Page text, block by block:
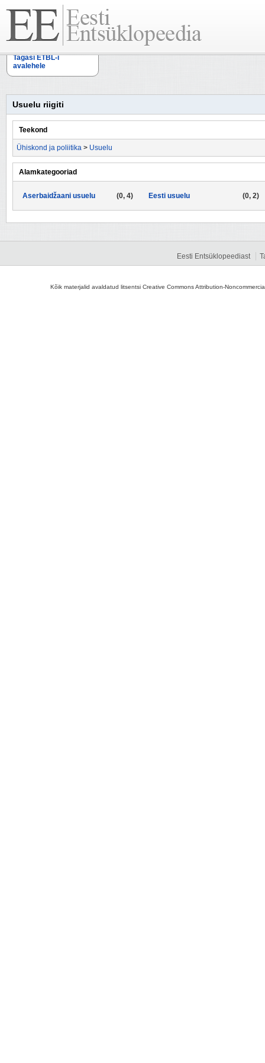
Tagasi ETBL-i
avalehele
Usuelu riigiti
Teekond
Ühiskond ja poliitika > Usuelu
Alamkategooriad
(0, 4)
Aserbaidžaani usuelu (0, 2)
Eesti usuelu
Eesti Entsüklopeediast
Kõik materjalid avaldatud litsentsi Creative Commons Attribution-